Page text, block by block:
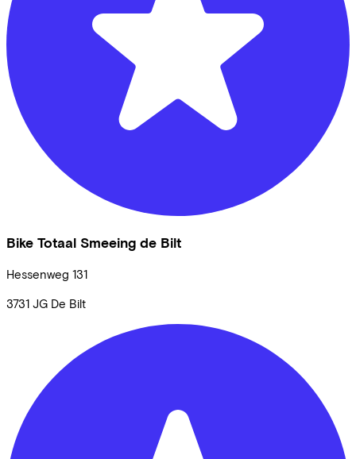
Bike Totaal Smeeing de Bilt
Hessenweg 131
3731 JG De Bilt